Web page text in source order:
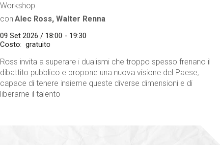
Workshop
con Alec Ross, Walter Renna
09 Set 2026 / 18:00 - 19:30
Costo
gratuito
Ross invita a superare i dualismi che troppo spesso frenano il
dibattito pubblico e propone una nuova visione del Paese,
capace di tenere insieme queste diverse dimensioni e di
liberarne il talento